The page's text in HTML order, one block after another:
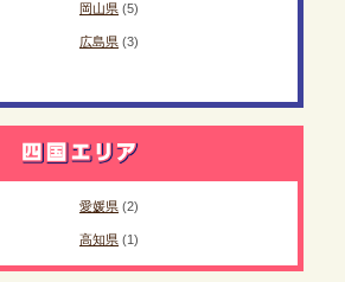
岡山県(5)
広島県(3)
愛媛県(2)
高知県(1)